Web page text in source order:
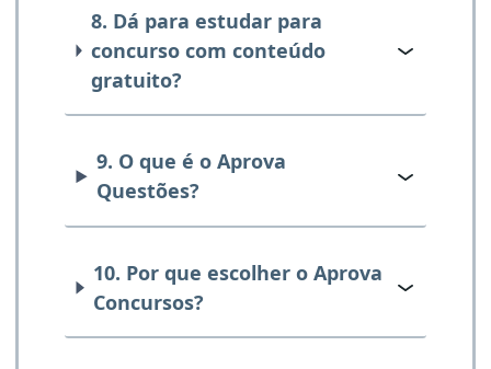
8. Dá para estudar para
concurso com conteúdo
gratuito?
9. O que é o Aprova
Questões?
10. Por que escolher o Aprova
Concursos?